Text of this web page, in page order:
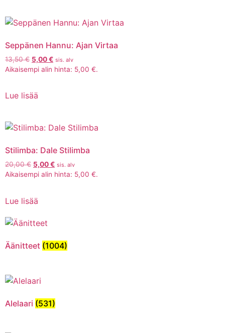
Seppänen Hannu: Ajan Virtaa
13,50€ 5,00€ sis. alv
Aikaisempi alin hinta: 5,00 €.
Lue lisää
Stilimba: Dale Stilimba
20,00€ 5,00€ sis. alv
Aikaisempi alin hinta: 5,00 €.
Lue lisää
Äänitteet (1004)
Alelaari (531)